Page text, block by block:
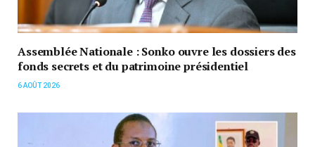
Assemblée Nationale : Sonko ouvre les dossiers des
fonds secrets et du patrimoine présidentiel
6 AOÛT 2026